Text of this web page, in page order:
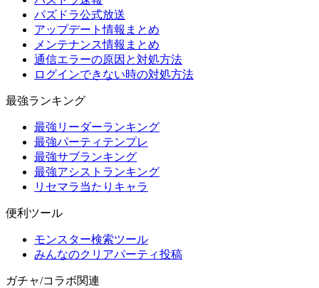
パズドラ公式放送
アップデート情報まとめ
メンテナンス情報まとめ
通信エラーの原因と対処方法
ログインできない時の対処方法
最強ランキング
最強リーダーランキング
最強パーティテンプレ
最強サブランキング
最強アシストランキング
リセマラ当たりキャラ
便利ツール
モンスター検索ツール
みんなのクリアパーティ投稿
ガチャ/コラボ関連